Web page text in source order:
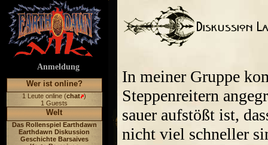
Anmeldung
Wer ist online?
1 Leute online (chat )
1 Guests
Welt
Das Rollenspiel Earthdawn
Earthdawn Diskussion
Geschichte Barsaives
In meiner Gruppe
Steppenreitern
sauer aufstößt ist,
nicht viel schneller